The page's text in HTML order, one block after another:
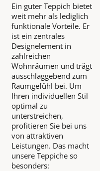
Ein guter Teppich bietet
weit mehr als lediglich
funktionale Vorteile. Er
ist ein zentrales
Designelement in
zahlreichen
Wohnräumen und trägt
ausschlaggebend zum
Raumgefühl bei. Um
Ihren individuellen Stil
optimal zu
unterstreichen,
profitieren Sie bei uns
von attraktiven
Leistungen. Das macht
unsere Teppiche so
besonders: